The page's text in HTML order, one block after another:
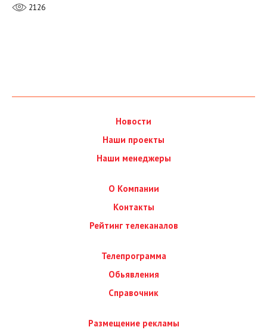
2126
Новости
Наши проекты
Наши менеджеры
О Компании
Контакты
Рейтинг телеканалов
Телепрограмма
Обьявления
Справочник
Размещение рекламы